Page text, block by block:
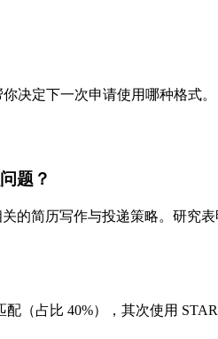
决定下一次申请使用哪种格式。
题？
的简历写作与投递策略。研究
（占比 40%），其次使用